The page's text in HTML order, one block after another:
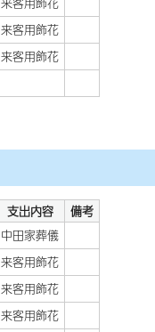
来客用飾花
来客用飾花
支出内容
備考
中田家葬儀
来客用飾花
来客用飾花
来客用飾花